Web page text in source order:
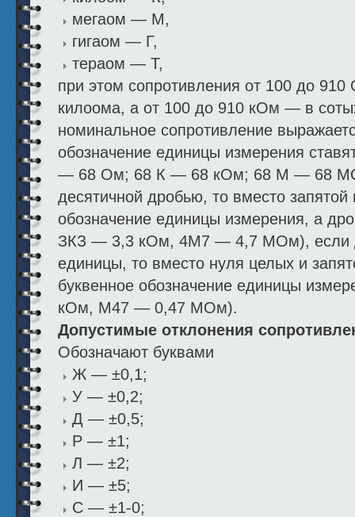
мегаом — М,
гигаом — Г,
тераом — Т,
при этом сопротивления от 100 до
килоома, а от 100 до 910 кОм — в
номинальное сопротивление
обозначение единицы измерения
— 68 Ом; 68 К — 68 кОм; 68 М — 68
десятичной дробью, то вместо запятой
обозначение единицы измерения, а
ЗКЗ — 3,3 кОм, 4М7 — 4,7 МОм), если
единицы, то вместо нуля целых и
буквенное обозначение единицы
кОм, М47 — 0,47 МОм).
Допустимые отклонения
Обозначают буквами
Ж — ±0,1;
У — ±0,2;
Д — ±0,5;
Р — ±1;
Л — ±2;
И — ±5;
С — ±1-0;